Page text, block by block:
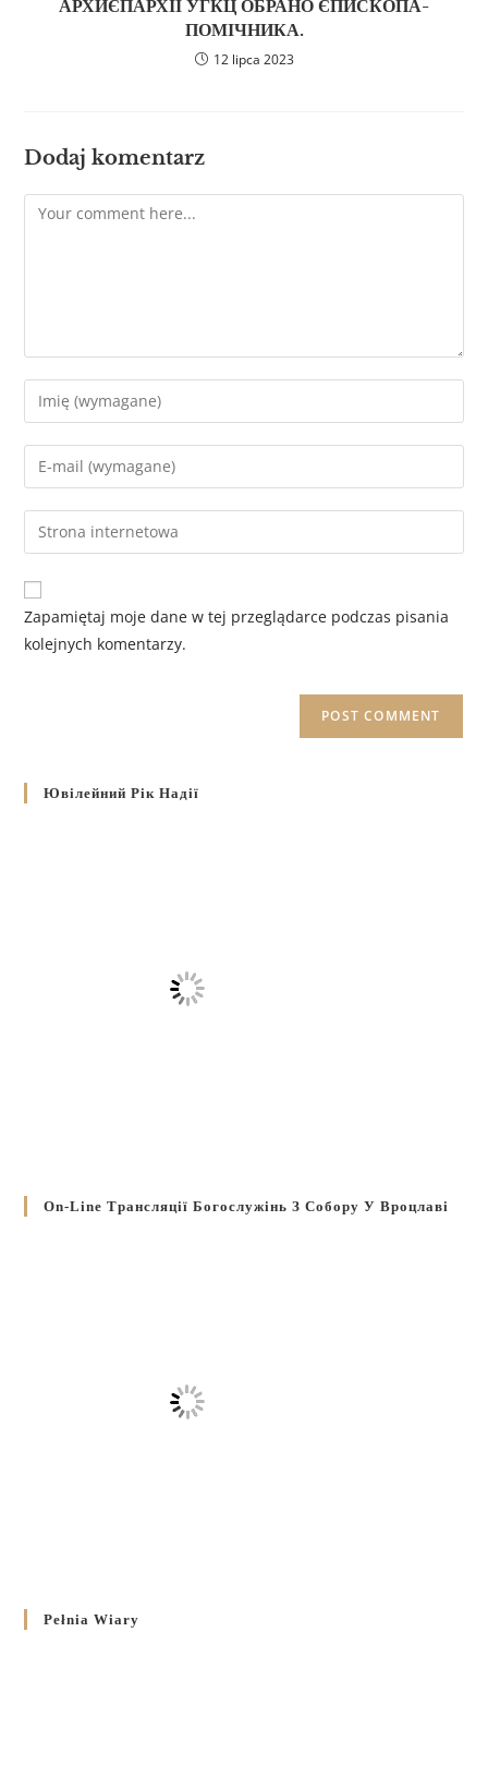
АРХИЄПАРХІЇ УГКЦ ОБРАНО ЄПИСКОПА-
ПОМІЧНИКА.
12 lipca 2023
Dodaj komentarz
Zapamiętaj moje dane w tej przeglądarce podczas pisania
kolejnych komentarzy.
Ювілейний Рік Надії
On-Line Трансляції Богослужінь З Собору У Вроцлаві
Pełnia Wiary